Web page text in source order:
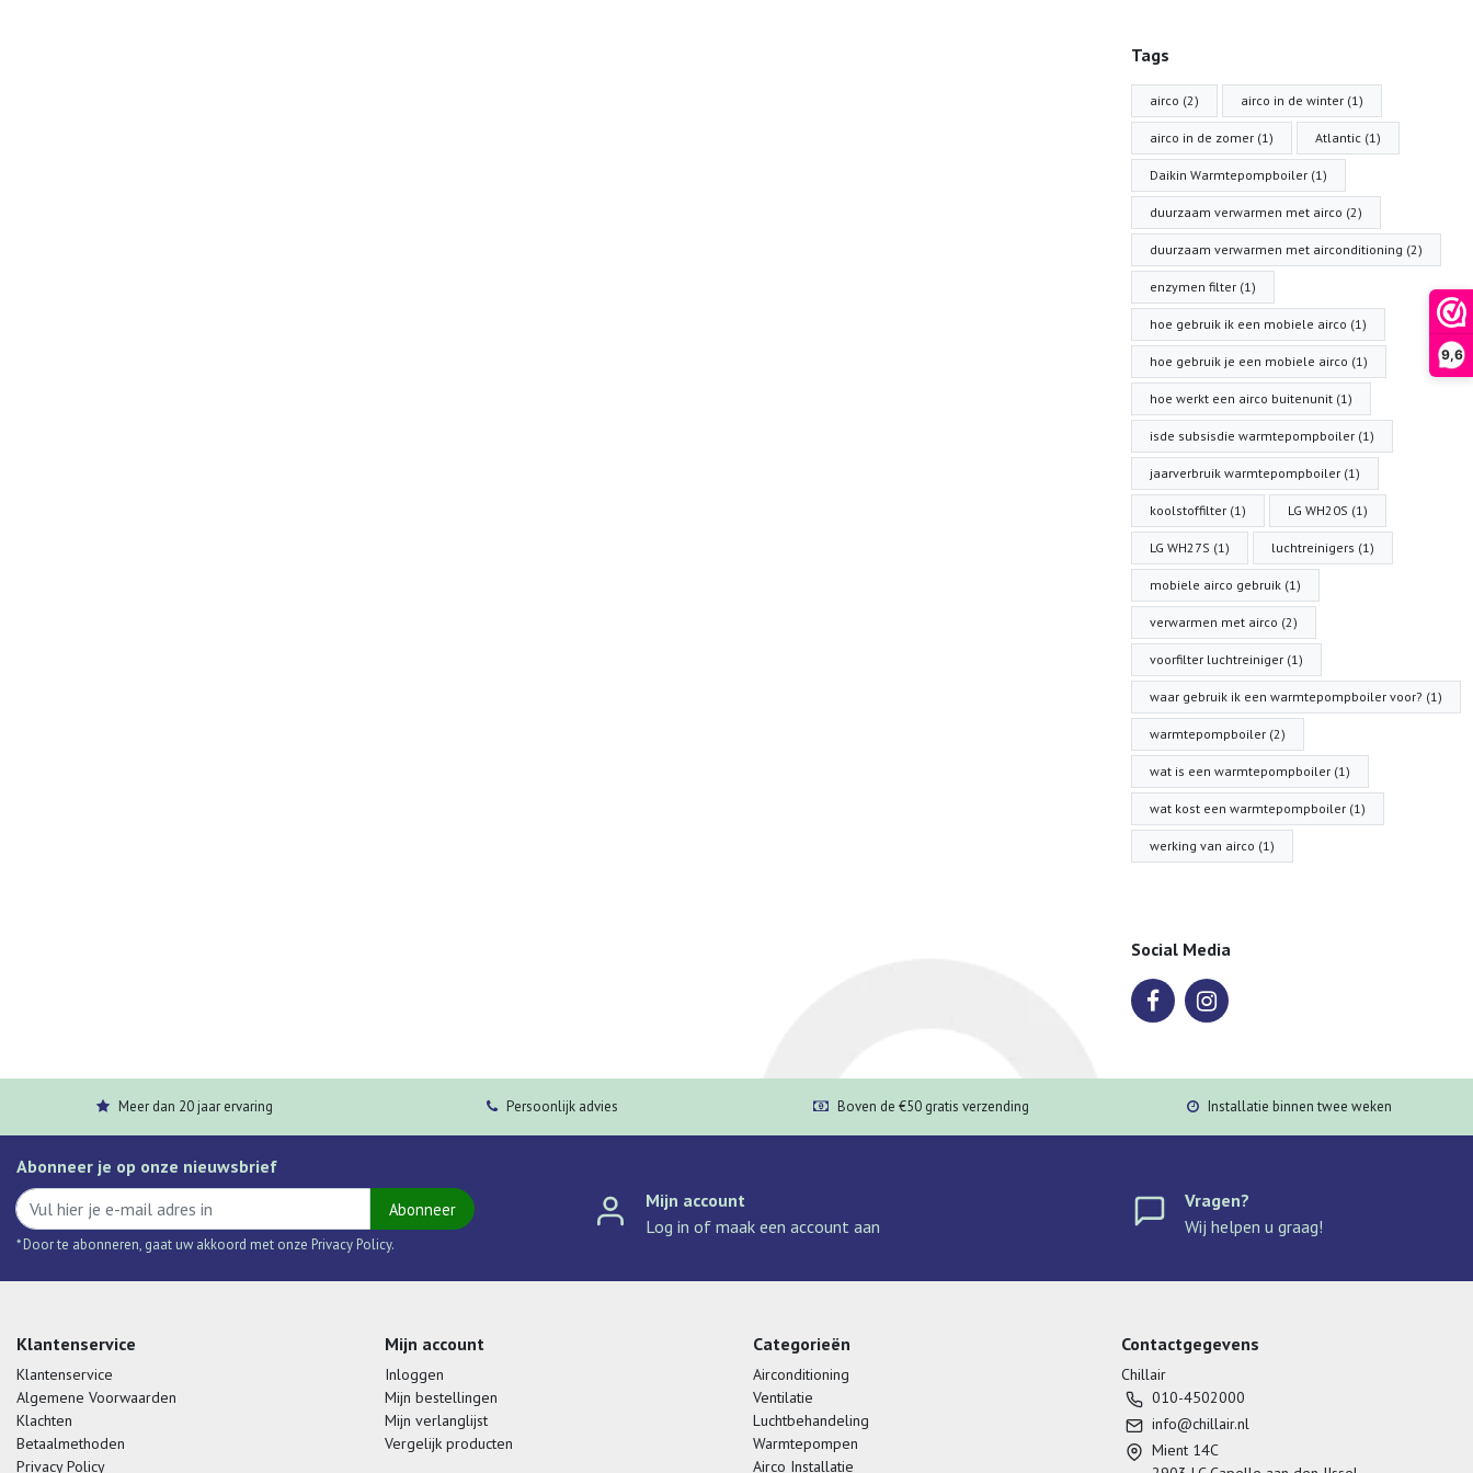
9,6
Tags
airco (2) airco in de winter (1)
airco in de zomer (1) Atlantic (1)
Daikin Warmtepompboiler (1)
duurzaam verwarmen met airco (2)
duurzaam verwarmen met airconditioning (2)
enzymen filter (1)
hoe gebruik ik een mobiele airco (1)
hoe gebruik je een mobiele airco (1)
hoe werkt een airco buitenunit (1)
isde subsisdie warmtepompboiler (1)
jaarverbruik warmtepompboiler (1)
koolstoffilter (1) LG WH20S (1)
LG WH27S (1) luchtreinigers (1)
mobiele airco gebruik (1)
verwarmen met airco (2)
voorfilter luchtreiniger (1)
waar gebruik ik een warmtepompboiler voor? (1)
warmtepompboiler (2)
wat is een warmtepompboiler (1)
wat kost een warmtepompboiler (1)
werking van airco (1)
Social Media
Meer dan 20 jaar ervaring Persoonlijk advies Boven de €50 gratis verzending Installatie binnen twee weken
Abonneer je op onze nieuwsbrief
Abonneer
* Door te abonneren, gaat uw akkoord met onze Privacy Policy.
Mijn account
Log in of maak een account aan
Vragen?
Wij helpen u graag!
Klantenservice
Klantenservice
Algemene Voorwaarden
Klachten
Betaalmethoden
Privacy Policy
Mijn account
Inloggen
Mijn bestellingen
Mijn verlanglijst
Vergelijk producten
Categorieën
Airconditioning
Ventilatie
Luchtbehandeling
Warmtepompen
Airco Installatie
Contactgegevens
Chillair
010-4502000
info@chillair.nl
Mient 14C